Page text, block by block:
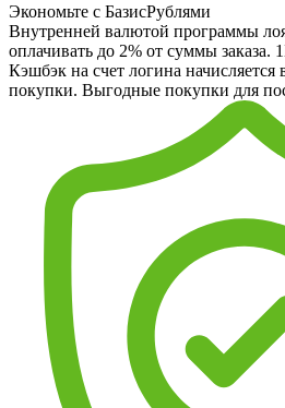
Экономьте с БазисРублями
Внутренней валютой программы
оплачивать до 2% от суммы заказа.
Кэшбэк на счет логина начисляется
покупки. Выгодные покупки для